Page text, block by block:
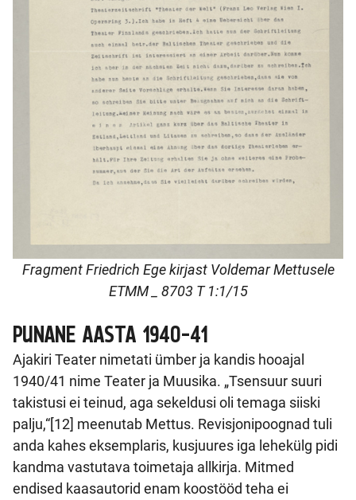
Fragment Friedrich Ege kirjast Voldemar Mettusele
ETMM _ 8703 T 1:1/15
PUNANE AASTA 1940-41
Ajakiri Teater nimetati ümber ja kandis hooajal
1940/41 nime Teater ja Muusika. „Tsensuur suuri
takistusi ei teinud, aga sekeldusi oli temaga siiski
palju,“[12] meenutab Mettus. Revisjonipoognad tuli
anda kahes eksemplaris, kusjuures iga lehekülg pidi
kandma vastutava toimetaja allkirja. Mitmed
endised kaasautorid enam koostööd teha ei